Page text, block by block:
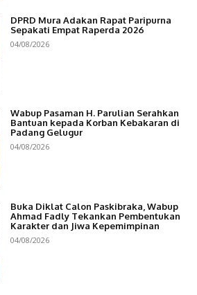
DPRD Mura Adakan Rapat Paripurna
Sepakati Empat Raperda 2026
04/08/2026
Wabup Pasaman H. Parulian Serahkan
Bantuan kepada Korban Kebakaran di
Padang Gelugur
04/08/2026
Buka Diklat Calon Paskibraka, Wabup
Ahmad Fadly Tekankan Pembentukan
Karakter dan Jiwa Kepemimpinan
04/08/2026